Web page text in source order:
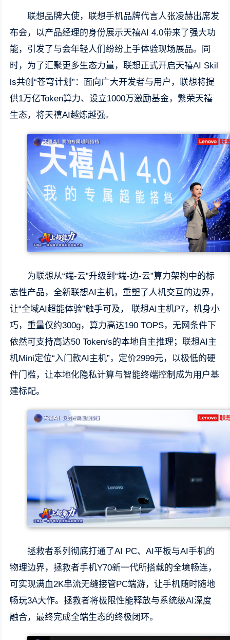
联想品牌大使，联想手机品牌代言人张凌赫出席发
布会，以产品经理的身份展示天禧AI 4.0带来了强大功
能，引发了与会年轻人们纷纷上手体验现场展品。同
时，为了汇聚更多生态力量，联想正式开启天禧AI Skil
ls共创“苍穹计划”：面向广大开发者与用户，联想将提
供1万亿Token算力、设立1000万激励基金，繁荣天禧
生态，将天禧AI越炼越强。
为联想从“端-云”升级到“端-边-云”算力架构中的标
志性产品，全新联想AI主机，重塑了人机交互的边界，
让“全域AI超能体验”触手可及， 联想AI主机P7，机身小
巧，重量仅约300g，算力高达190 TOPS，无网条件下
依然可支持高达50 Token/s的本地自主推理；联想AI主
机Mini定位“入门款AI主机”，定价2999元，以极低的硬
件门槛，让本地化隐私计算与智能终端控制成为用户基
建标配。
拯救者系列彻底打通了AI PC、AI平板与AI手机的
物理边界，拯救者手机Y70新一代所搭载的全境畅连，
可实现满血2K串流无缝接管PC端游，让手机随时随地
畅玩3A大作。拯救者将极限性能释放与系统级AI深度
融合，最终完成全端生态的终极闭环。